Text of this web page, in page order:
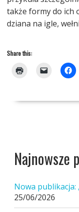
także formy do ich
dziana na igle,
Share this:
Najnowsze
Nowa publikacja:
25/06/2026